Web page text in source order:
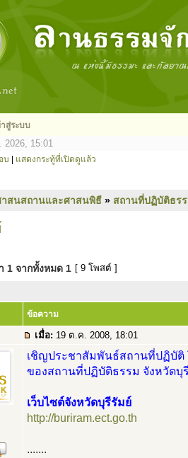
าสู่ระบบ
2026, 15:01
บ แสดงกระทู้ที่เปิดดูแล้ว
าสนสถานและศาสนพิธี » สถานที่ปฏิบัติธร
1 จากทั้งหมด 1 [ 9 โพสต์ ]
ข้อความ
เมื่อ: 19 ต.ค. 2008, 18:01
เชิญประชาสัมพันธ์สถานที่ปฏิบัติ
ของสถานที่ปฏิบัติธรรม จังหวัดบุ
เว็บไซต์จังหวัดบุรีรัมย์
http://buriram.ect.go.th
.......